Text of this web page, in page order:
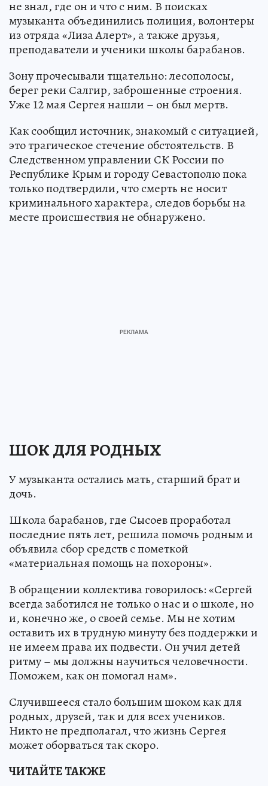
не знал, где он и что с ним. В поисках
музыканта объединились полиция, волонтеры
из отряда «Лиза Алерт», а также друзья,
преподаватели и ученики школы барабанов.
Зону прочесывали тщательно: лесополосы,
берег реки Салгир, заброшенные строения.
Уже 12 мая Сергея нашли – он был мертв.
Как сообщил источник, знакомый с ситуацией,
это трагическое стечение обстоятельств. В
Следственном управлении СК России по
Республике Крым и городу Севастополю пока
только подтвердили, что смерть не носит
криминального характера, следов борьбы на
месте происшествия не обнаружено.
ШОК ДЛЯ РОДНЫХ
У музыканта остались мать, старший брат и
дочь.
Школа барабанов, где Сысоев проработал
последние пять лет, решила помочь родным и
объявила сбор средств с пометкой
«материальная помощь на похороны».
В обращении коллектива говорилось: «Сергей
всегда заботился не только о нас и о школе, но
и, конечно же, о своей семье. Мы не хотим
оставить их в трудную минуту без поддержки и
не имеем права их подвести. Он учил детей
ритму – мы должны научиться человечности.
Поможем, как он помогал нам».
Случившееся стало большим шоком как для
родных, друзей, так и для всех учеников.
Никто не предполагал, что жизнь Сергея
может оборваться так скоро.
ЧИТАЙТЕ ТАКЖЕ